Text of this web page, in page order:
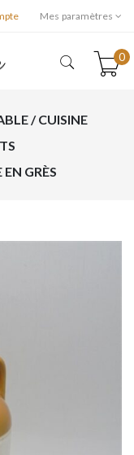
Mes paramètres
0
/ CUISINE
GRÈS